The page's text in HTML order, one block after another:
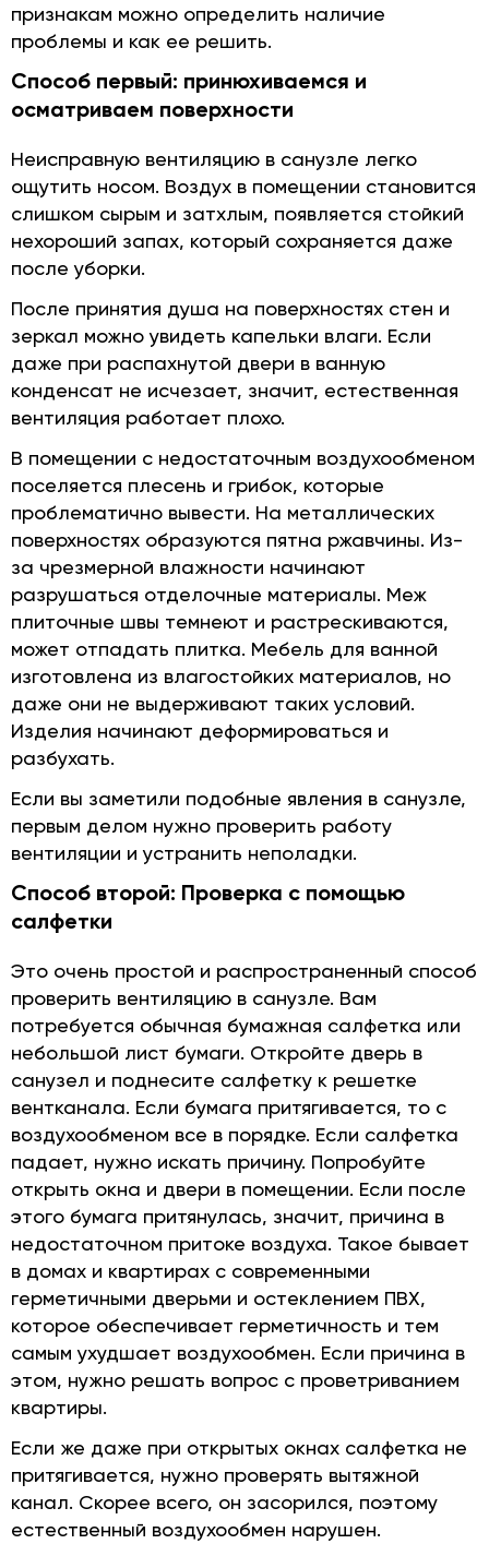
признакам можно определить наличие
проблемы и как ее решить.
Способ первый: принюхиваемся и
осматриваем поверхности
Неисправную вентиляцию в санузле легко
ощутить носом. Воздух в помещении становится
слишком сырым и затхлым, появляется стойкий
нехороший запах, который сохраняется даже
после уборки.
После принятия душа на поверхностях стен и
зеркал можно увидеть капельки влаги. Если
даже при распахнутой двери в ванную
конденсат не исчезает, значит, естественная
вентиляция работает плохо.
В помещении с недостаточным воздухообменом
поселяется плесень и грибок, которые
проблематично вывести. На металлических
поверхностях образуются пятна ржавчины. Из-
за чрезмерной влажности начинают
разрушаться отделочные материалы. Меж
плиточные швы темнеют и растрескиваются,
может отпадать плитка. Мебель для ванной
изготовлена из влагостойких материалов, но
даже они не выдерживают таких условий.
Изделия начинают деформироваться и
разбухать.
Если вы заметили подобные явления в санузле,
первым делом нужно проверить работу
вентиляции и устранить неполадки.
Способ второй: Проверка с помощью
салфетки
Это очень простой и распространенный способ
проверить вентиляцию в санузле. Вам
потребуется обычная бумажная салфетка или
небольшой лист бумаги. Откройте дверь в
санузел и поднесите салфетку к решетке
вентканала. Если бумага притягивается, то с
воздухообменом все в порядке. Если салфетка
падает, нужно искать причину. Попробуйте
открыть окна и двери в помещении. Если после
этого бумага притянулась, значит, причина в
недостаточном притоке воздуха. Такое бывает
в домах и квартирах с современными
герметичными дверьми и остеклением ПВХ,
которое обеспечивает герметичность и тем
самым ухудшает воздухообмен. Если причина в
этом, нужно решать вопрос с проветриванием
квартиры.
Если же даже при открытых окнах салфетка не
притягивается, нужно проверять вытяжной
канал. Скорее всего, он засорился, поэтому
естественный воздухообмен нарушен.